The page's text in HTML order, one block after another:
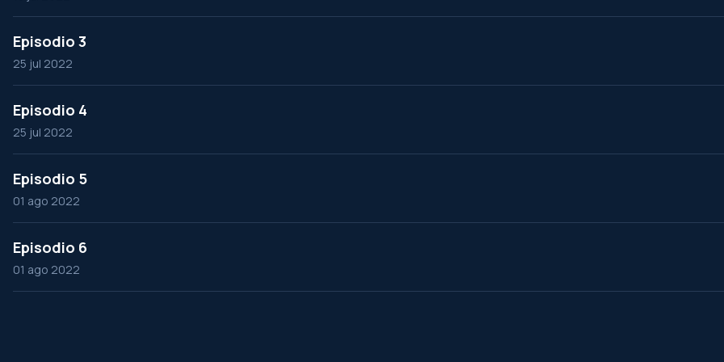
Episodio 3
25 jul 2022
Episodio 4
25 jul 2022
Episodio 5
01 ago 2022
Episodio 6
01 ago 2022